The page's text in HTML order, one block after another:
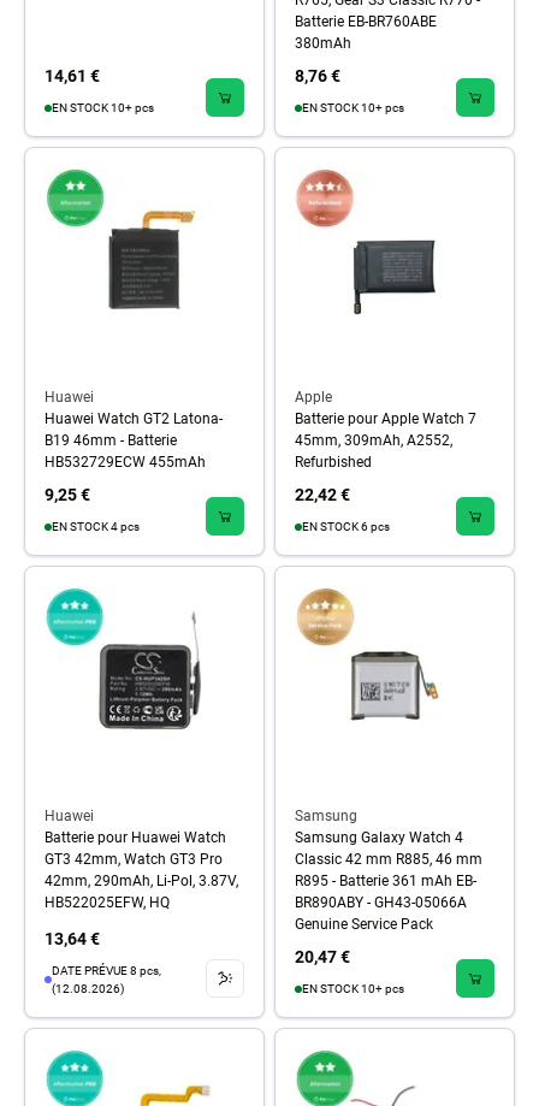
14,61 €
EN STOCK 10+ pcs
Batterie EB-BR760ABE
380mAh
8,76 €
EN STOCK 10+ pcs
Huawei
Huawei Watch GT2 Latona-
B19 46mm - Batterie
HB532729ECW 455mAh
9,25 €
EN STOCK 4 pcs
Apple
Batterie pour Apple Watch 7
45mm, 309mAh, A2552,
Refurbished
22,42 €
EN STOCK 6 pcs
Huawei
Batterie pour Huawei Watch
GT3 42mm, Watch GT3 Pro
42mm, 290mAh, Li-Pol, 3.87V,
HB522025EFW, HQ
13,64 €
DATE PRÉVUE 8 pcs,
(12.08.2026)
Samsung
Samsung Galaxy Watch 4
Classic 42 mm R885, 46 mm
R895 - Batterie 361 mAh EB-
BR890ABY - GH43-05066A
Genuine Service Pack
20,47 €
EN STOCK 10+ pcs